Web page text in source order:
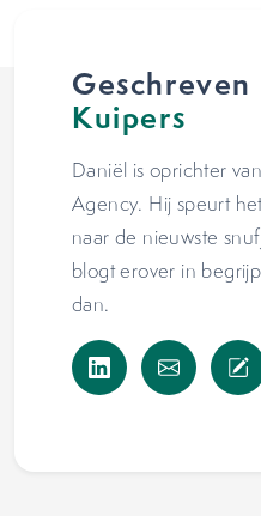
Kuipers
Daniël is oprichter
Agency. Hij speurt
naar de nieuwste
blogt erover in
dan.